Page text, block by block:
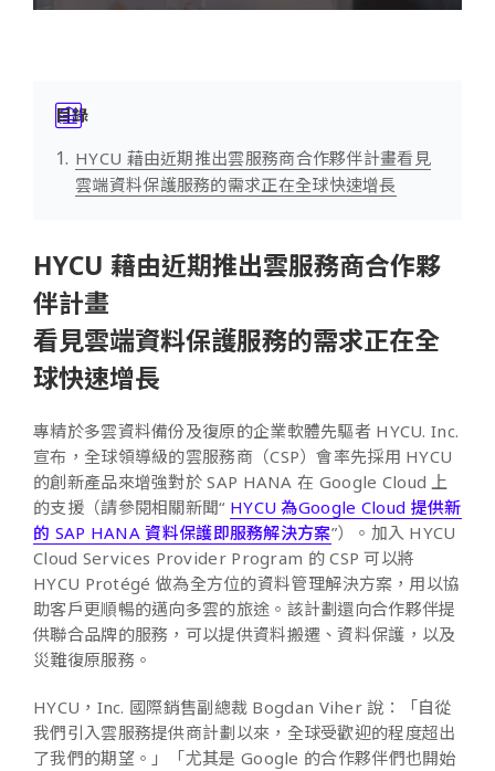
目錄
HYCU 藉由近期推出雲服務商合作夥伴計畫看見
雲端資料保護服務的需求正在全球快速增長
HYCU 藉由近期推出雲服務商合作夥
伴計畫
看見雲端資料保護服務的需求正在全
球快速增長
專精於多雲資料備份及復原的企業軟體先驅者 HYCU. Inc.
宣布，全球領導級的雲服務商（CSP）會率先採用 HYCU
的創新產品來增強對於 SAP HANA 在 Google Cloud 上
的支援（請參閱相關新聞“ HYCU 為Google Cloud 提供新
的 SAP HANA 資料保護即服務解決方案”）。加入 HYCU
Cloud Services Provider Program 的 CSP 可以將
HYCU Protégé 做為全方位的資料管理解決方案，用以協
助客戶更順暢的邁向多雲的旅途。該計劃還向合作夥伴提
供聯合品牌的服務，可以提供資料搬遷、資料保護，以及
災難復原服務。
HYCU，Inc. 國際銷售副總裁 Bogdan Viher 說：「自從
我們引入雲服務提供商計劃以來，全球受歡迎的程度超出
了我們的期望。」「尤其是 Google 的合作夥伴們也開始